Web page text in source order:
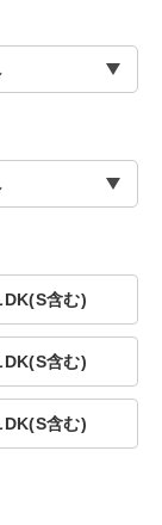
含む)
含む)
含む)